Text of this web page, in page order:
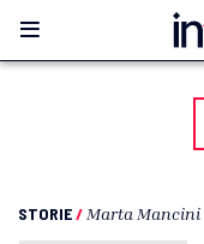
STORIE/ Marta Mancini